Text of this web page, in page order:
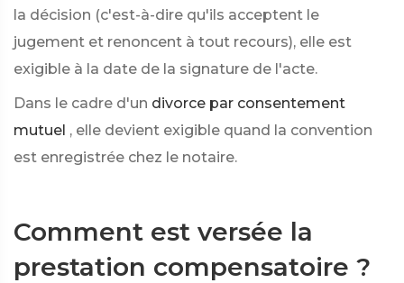
la décision (c'est-à-dire qu'ils acceptent le
jugement et renoncent à tout recours), elle est
exigible à la date de la signature de l'acte.
Dans le cadre d'un divorce par consentement
mutuel , elle devient exigible quand la convention
est enregistrée chez le notaire.
Comment est versée la
prestation compensatoire ?